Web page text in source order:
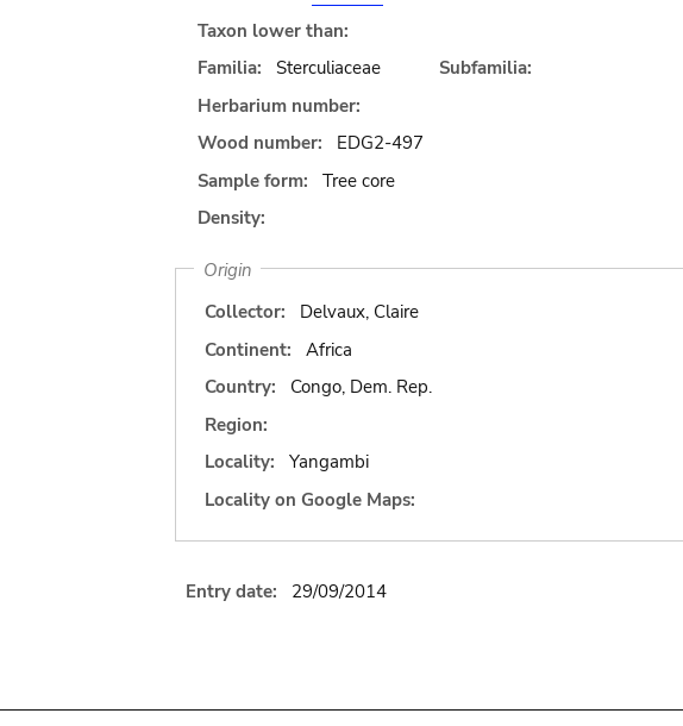
Taxon lower than:
Familia:
Sterculiaceae
Subfamilia:
Herbarium number:
Wood number:
EDG2-497
Sample form:
Tree core
Density:
Origin
Collector:
Delvaux, Claire
Continent:
Africa
Country:
Congo, Dem. Rep.
Region:
Locality:
Yangambi
Locality on Google Maps:
Entry date: 29/09/2014